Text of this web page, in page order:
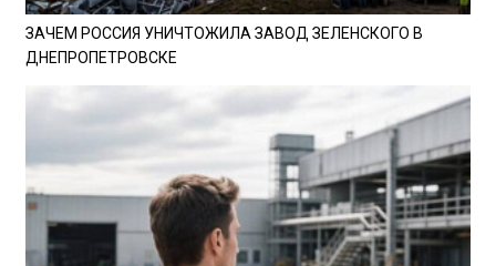
ЗАЧЕМ РОССИЯ УНИЧТОЖИЛА ЗАВОД ЗЕЛЕНСКОГО В
ДНЕПРОПЕТРОВСКЕ